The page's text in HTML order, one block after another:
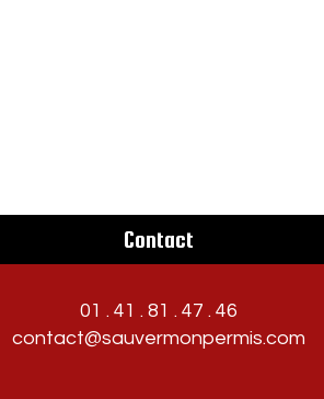
Contact
01 . 41 . 81 . 47 . 46
contact@sauvermonpermis.com